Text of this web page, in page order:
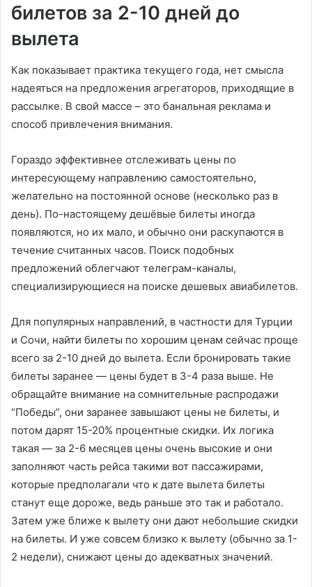
билетов за 2-10 дней до
вылета
Как показывает практика текущего года, нет смысла
надеяться на предложения агрегаторов, приходящие в
рассылке. В свой массе – это банальная реклама и
способ привлечения внимания.
Гораздо эффективнее отслеживать цены по
интересующему направлению самостоятельно,
желательно на постоянной основе (несколько раз в
день). По-настоящему дешёвые билеты иногда
появляются, но их мало, и обычно они раскупаются в
течение считанных часов. Поиск подобных
предложений облегчают телеграм-каналы,
специализирующиеся на поиске дешевых авиабилетов.
Для популярных направлений, в частности для Турции
и Сочи, найти билеты по хорошим ценам сейчас проще
всего за 2-10 дней до вылета. Если бронировать такие
билеты заранее — цены будет в 3-4 раза выше. Не
обращайте внимание на сомнительные распродажи
“Победы”, они заранее завышают цены не билеты, и
потом дарят 15-20% процентные скидки. Их логика
такая — за 2-6 месяцев цены очень высокие и они
заполняют часть рейса такими вот пассажирами,
которые предполагали что к дате вылета билеты
станут еще дороже, ведь раньше это так и работало.
Затем уже ближе к вылету они дают небольшие скидки
на билеты. И уже совсем близко к вылету (обычно за 1-
2 недели), снижают цены до адекватных значений.